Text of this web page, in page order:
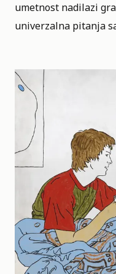
umetnost nadilazi
univerzalna pitanja